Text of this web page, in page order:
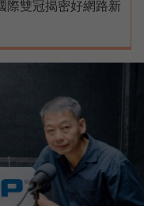
際雙冠揭密好網路新